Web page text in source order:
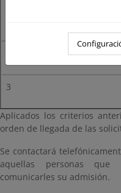
Contrato de trabajo
3
Aplicados los criterios
orden de llegada de las
Se contactará
aquellas personas que
comunicarles su admisión.